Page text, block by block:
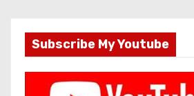
Subscribe My Youtube